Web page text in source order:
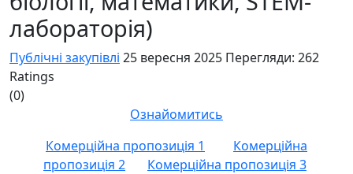
лабораторія)
Публічні закупівлі 25 вересня 2025 Перегляди: 262
Ratings
(0)
Ознайомитись
Комерційна пропозиція 1
Комерційна
пропозиція 2
Комерційна пропозиція 3